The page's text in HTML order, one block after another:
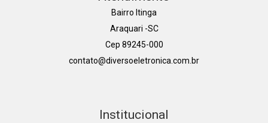
Bairro Itinga
Araquari -SC
Cep 89245-000
contato@diversoeletronica.com.br
Institucional